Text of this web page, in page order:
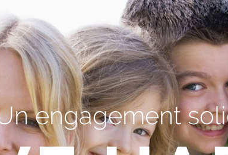
engagement